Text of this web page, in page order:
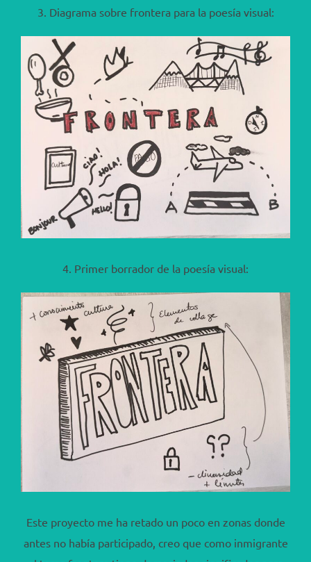
3. Diagrama sobre frontera para la poesía visual:
4. Primer borrador de la poesía visual:
Este proyecto me ha retado un poco en zonas donde
antes no había participado, creo que como inmigrante